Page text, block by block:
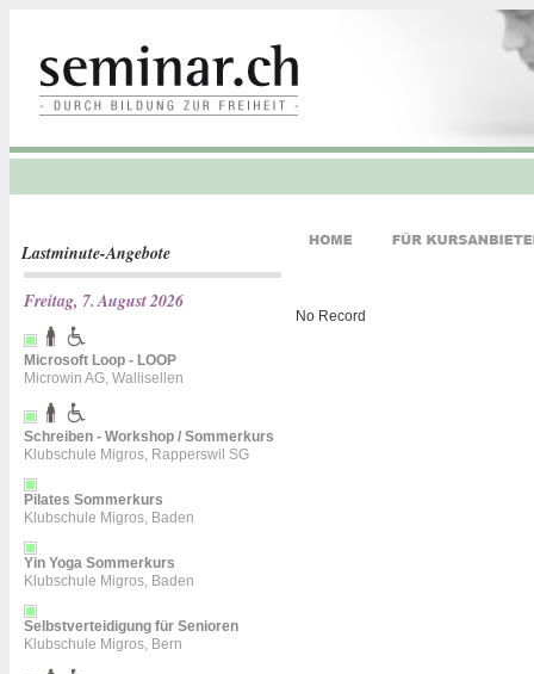
Lastminute-Angebote
Freitag, 7. August 2026
Microsoft Loop - LOOP
Microwin AG, Wallisellen
Schreiben - Workshop / Sommerkurs
Klubschule Migros, Rapperswil SG
Pilates Sommerkurs
Klubschule Migros, Baden
Yin Yoga Sommerkurs
Klubschule Migros, Baden
Selbstverteidigung für Senioren
Klubschule Migros, Bern
No Record